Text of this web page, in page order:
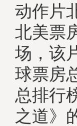
动作片
北美票
场，该
球票房
总排行
之道》